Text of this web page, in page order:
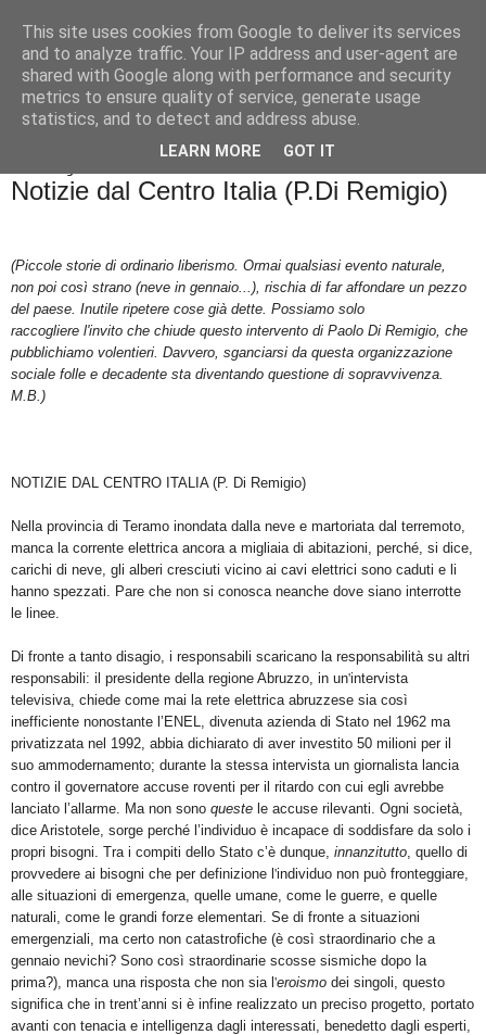
Badiale & Tringali
Notizie dal Centro Italia (P.Di Remigio)
(Piccole storie di ordinario liberismo. Ormai qualsiasi evento naturale,
non poi così strano (neve in gennaio...), rischia di far affondare un pezzo
del paese. Inutile ripetere cose già dette. Possiamo solo
raccogliere l'invito che chiude questo intervento di Paolo Di Remigio, che
pubblichiamo volentieri. Davvero, sganciarsi da questa organizzazione
sociale folle e decadente sta diventando questione di sopravvivenza.
M.B.)
NOTIZIE DAL CENTRO ITALIA (P. Di Remigio)
Nella provincia di Teramo inondata dalla neve e martoriata dal terremoto,
manca la corrente elettrica ancora a migliaia di abitazioni, perché, si dice,
carichi di neve, gli alberi cresciuti vicino ai cavi elettrici sono caduti e li
hanno spezzati. Pare che non si conosca neanche dove siano interrotte
le linee.
Di fronte a tanto disagio, i responsabili scaricano la responsabilità su altri
responsabili: il presidente della regione Abruzzo, in un'intervista
televisiva, chiede come mai la rete elettrica abruzzese sia così
inefficiente nonostante l’ENEL, divenuta azienda di Stato nel 1962 ma
privatizzata nel 1992, abbia dichiarato di aver investito 50 milioni per il
suo ammodernamento; durante la stessa intervista un giornalista lancia
contro il governatore accuse roventi per il ritardo con cui egli avrebbe
lanciato l’allarme. Ma non sono queste le accuse rilevanti. Ogni società,
dice Aristotele, sorge perché l’individuo è incapace di soddisfare da solo i
propri bisogni. Tra i compiti dello Stato c’è dunque, innanzitutto , quello di
provvedere ai bisogni che per definizione l 'individuo non può fronteggiare,
alle situazioni di emergenza, quelle umane, come le guerre, e quelle
naturali, come le grandi forze elementari. Se di fronte a situazioni
emergenziali, ma certo non catastrofiche (è così straordinario che a
gennaio nevichi? Sono così straordinarie scosse sismiche dopo la
prima?), manca una risposta che non sia l 'eroismo dei singoli, questo
significa che in trent’anni si è infine realizzato un preciso progetto, portato
avanti con tenacia e intelligenza dagli interessati, benedetto dagli esperti,
This site uses cookies from Google to deliver its services
and to analyze traffic. Your IP address and user-agent are
shared with Google along with performance and security
metrics to ensure quality of service, generate usage
statistics, and to detect and address abuse.
LEARN MORE GOT IT